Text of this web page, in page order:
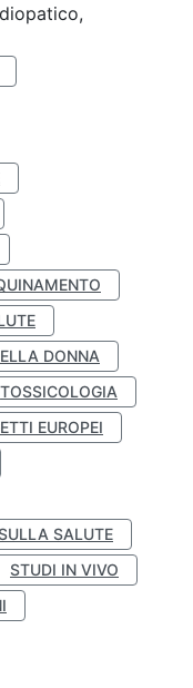
DONNA
TOSSICOLOGIA
EUROPEI
SALUTE
STUDI IN VIVO